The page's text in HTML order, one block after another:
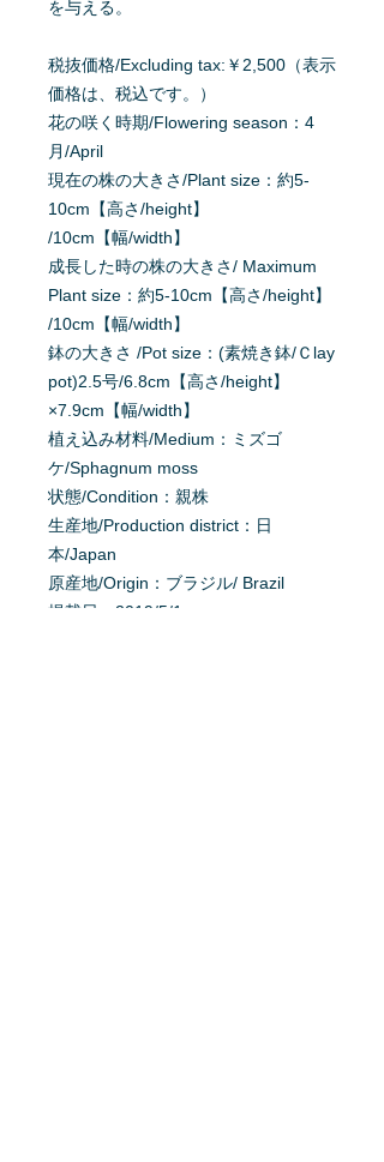
を与える。
税抜価格/Excluding tax:￥2,500（表示
価格は、税込です。）
花の咲く時期/Flowering season：4
月/April
現在の株の大きさ/Plant size：約5-
10cm【高さ/height】
/10cm【幅/width】
成長した時の株の大きさ/ Maximum
Plant size：約5-10cm【高さ/height】
/10cm【幅/width】
鉢の大きさ /Pot size：(素焼き鉢/Ｃlay
pot)2.5号/6.8cm【高さ/height】
×7.9cm【幅/width】
植え込み材料/Medium：ミズゴ
ケ/Sphagnum moss
状態/Condition：親株
生産地/Production district：日
本/Japan
原産地/Origin：ブラジル/ Brazil
掲載日：2019/5/1